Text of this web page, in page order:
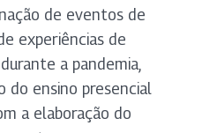
de eventos de
experiências de
a pandemia,
do ensino presencial
a elaboração do